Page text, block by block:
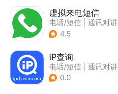
虚拟来电短信
电话/短信
通讯对讲
4.5
iP查询
电话/短信
通讯对讲
0.0